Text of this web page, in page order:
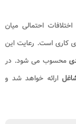
احتمالی میان
کاری است. رعایت این
محسوب می‌ شود. در
ارائه خواهد شد و